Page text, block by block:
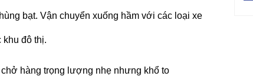
bạt. Vận chuyển xuống hầm với các loại xe
đô thị.
hàng trọng lượng nhẹ nhưng khổ to